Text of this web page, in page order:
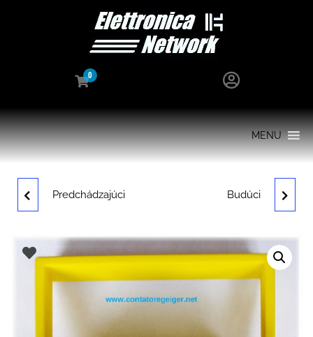
0
MENU
GMC 300E PLUS
GEIGEROVO POČÍTADLO
Predchádzajúci CONTATORE GEIGER
PANCAKE SD E WIFI.
Budúci